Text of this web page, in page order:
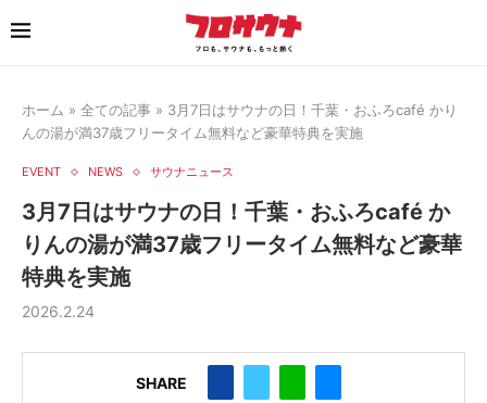
ホーム » 全ての記事 » 3月7日はサウナの日！千葉・おふろcafé かり
んの湯が満37歳フリータイム無料など豪華特典を実施
EVENT NEWS サウナニュース
3月7日はサウナの日！千葉・おふろcafé か
りんの湯が満37歳フリータイム無料など豪華
特典を実施
2026.2.24
SHARE